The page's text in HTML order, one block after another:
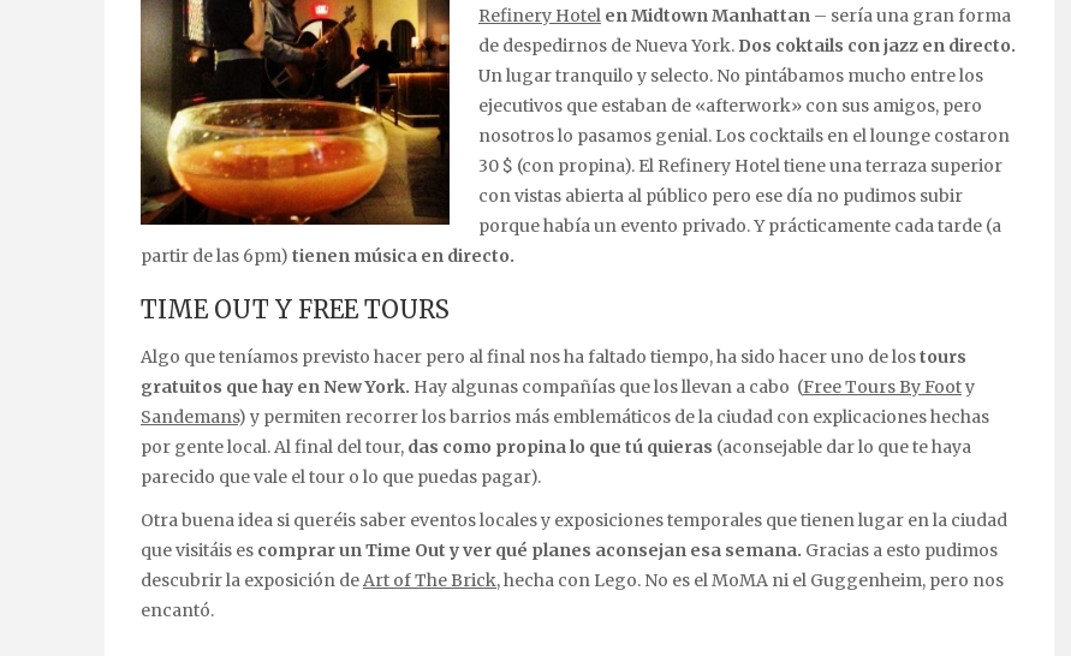
Refinery Hotel en Midtown Manhattan – sería una gran forma
de despedirnos de Nueva York. Dos coktails con jazz en directo.
Un lugar tranquilo y selecto. No pintábamos mucho entre los
ejecutivos que estaban de «afterwork» con sus amigos, pero
nosotros lo pasamos genial. Los cocktails en el lounge costaron
30 $ (con propina). El Refinery Hotel tiene una terraza superior
con vistas abierta al público pero ese día no pudimos subir
porque había un evento privado. Y prácticamente cada tarde (a
partir de las 6pm) tienen música en directo.
TIME OUT Y FREE TOURS
Algo que teníamos previsto hacer pero al final nos ha faltado tiempo, ha sido hacer uno de lostours
gratuitos que hay en New York. Hay algunas compañías que los llevan a cabo (Free Tours By Footy
Sandemans) y permiten recorrer los barrios más emblemáticos de la ciudad con explicaciones hechas
por gente local. Al final del tour, das como propina lo que tú quieras (aconsejable dar lo que te haya
parecido que vale el tour o lo que puedas pagar).
Otra buena idea si queréis saber eventos locales y exposiciones temporales que tienen lugar en la ciudad
que visitáis es comprar un Time Out y ver qué planes aconsejan esa semana. Gracias a esto pudimos
descubrir la exposición deArt of The Brick, hecha con Lego. No es el MoMA ni el Guggenheim, pero nos
encantó.